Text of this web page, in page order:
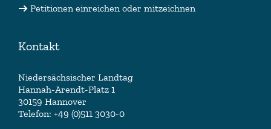
Petitionen einreichen oder mitzeichnen
Kontakt
Niedersächsischer Landtag
Hannah-Arendt-Platz 1
30159 Hannover
Telefon: +49 (0)511 3030-0